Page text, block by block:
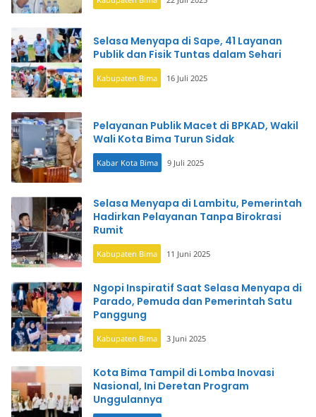
Selasa Menyapa di Sape, 41 Layanan
Publik dan Fisik Tuntas dalam Sehari
Kabupaten Bima 16 Juli 2025
Pelayanan Publik Macet di BPKAD, Wakil
Wali Kota Bima Turun Sidak
Kabar Kota Bima 9 Juli 2025
Selasa Menyapa di Lambitu, Pemerintah
Hadirkan Pelayanan Tanpa Birokrasi
Rumit
Kabupaten Bima 11 Juni 2025
Ngopi Inspiratif Saat Selasa Menyapa di
Parado, Pemuda dan Pemerintah Satu
Panggung
Kabupaten Bima 3 Juni 2025
Kota Bima Tampil di Lomba Inovasi
Nasional, Ini Deretan Program
Unggulannya